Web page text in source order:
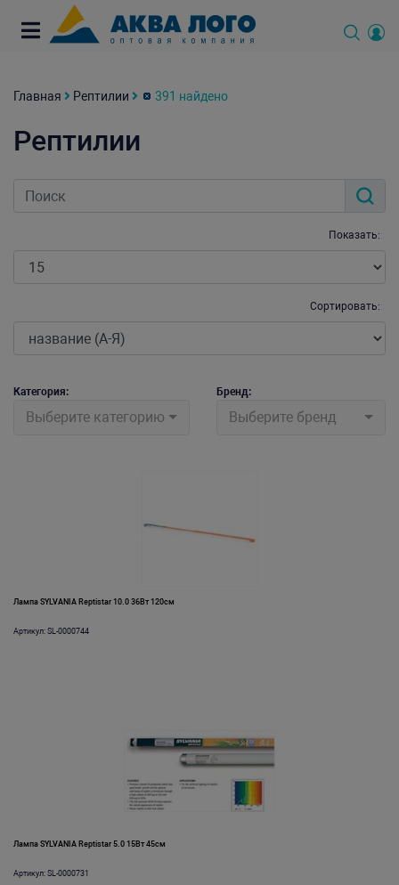
Главная Рептилии 391 найдено
Рептилии
Показать:
Сортировать:
Категория:
Выберите категорию
Бренд:
Выберите бренд
Лампа SYLVANIA Reptistar 10.0 36Вт 120см
Артикул: SL-0000744
Лампа SYLVANIA Reptistar 5.0 15Вт 45см
Артикул: SL-0000731